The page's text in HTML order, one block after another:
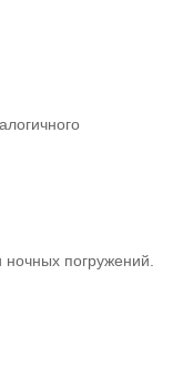
погружений.